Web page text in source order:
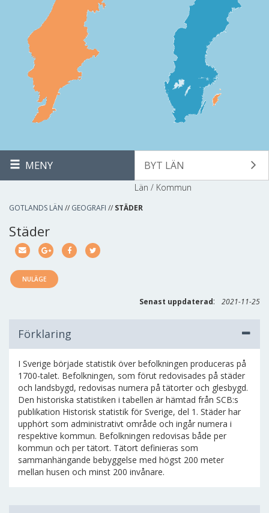
MENY BYT LÄN
Län / Kommun
GOTLANDS LÄN // GEOGRAFI // STÄDER
Städer
NULÄGE
Senast uppdaterad: 2021-11-25
Förklaring
I Sverige började statistik över befolkningen produceras på
1700-talet. Befolkningen, som förut redovisades på städer
och landsbygd, redovisas numera på tätorter och glesbygd.
Den historiska statistiken i tabellen är hämtad från SCB:s
publikation Historisk statistik för Sverige, del 1. Städer har
upphört som administrativt område och ingår numera i
respektive kommun. Befolkningen redovisas både per
kommun och per tätort. Tätort definieras som
sammanhängande bebyggelse med högst 200 meter
mellan husen och minst 200 invånare.